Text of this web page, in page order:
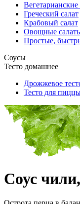
Вегетарианские
Греческий салат
Крабовый салат
Овощные
Простые,
Соусы
Тесто домашнее
Дрожжевое
Тесто для
Соус